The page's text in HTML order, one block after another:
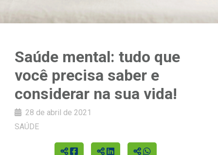
Saúde mental: tudo que
você precisa saber e
considerar na sua vida!
28 de abril de 2021
SAÚDE